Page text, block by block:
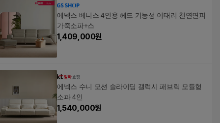
에넥스 베니스 4인용 헤드 기능성 이태리 천연면피
가죽소파+스
1,409,000원
에넥스 수니 모션 슬라이딩 갤럭시 패브릭 모듈형
소파 4인
1,540,000원